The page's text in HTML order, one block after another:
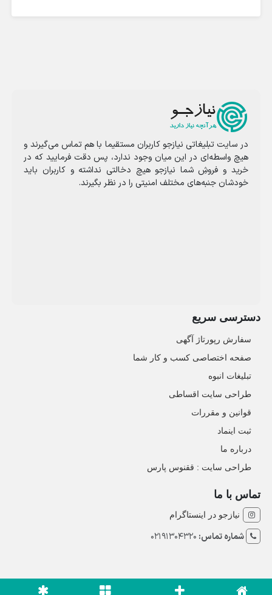
در سایت تبلیغاتی نیازجو کاربران مستقیما با هم تماس می‌گیرند و
هیچ واسطه‌ای در این میان وجود ندارد، پس دقت فرمایید که در
خرید و فروشِ شما نیازجو هیچ دخالتی نداشته و کاربران باید
خودشان جنبه‌های مختلف امنیتی را در نظر بگیرند.
دسترسی سریع
سفارش رپورتاژ آگهی
صفحه اختصاصی کسب و کار شما
تبلیغات انبوه
طراحی سایت اقساطی
قوانین و مقررات
ثبت اینماد
درباره ما
طراحی سایت : ققنوس پارس
تماس با ما
نیازجو در اینستاگرام
شماره تماس: 02191304320